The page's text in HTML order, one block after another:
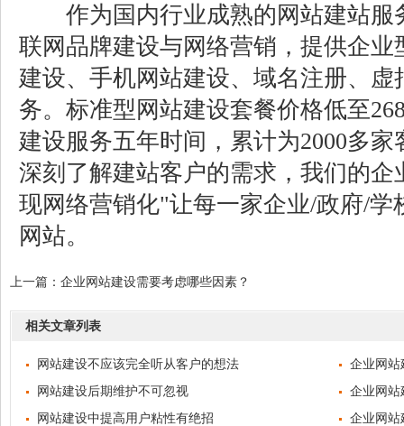
作为国内行业成熟的网站建站服
联网品牌建设与网络营销，提供企
建设、手机网站建设、域名注册、
务。标准型网站建设套餐价格低至
建设服务五年时间，累计为2000多
深刻了解建站客户的需求，我们的
现网络营销化"让每一家企业/政府/学
网站。
上一篇： 企业网站建设需要考虑哪些因素？
相关文章列表
网站建设不应该完全听从客户的想法
企业网站
网站建设后期维护不可忽视
企业网站
网站建设中提高用户粘性有绝招
企业网站